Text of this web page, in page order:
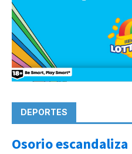
DEPORTES
Osorio escandaliza